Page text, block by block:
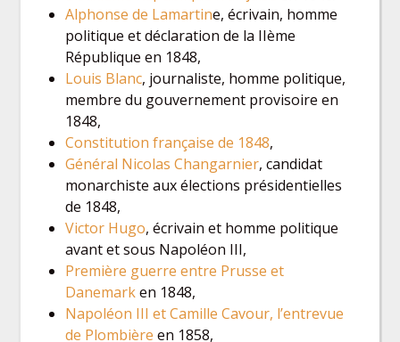
Alphonse de Lamartine, écrivain, homme
politique et déclaration de la IIème
République en 1848,
Louis Blanc, journaliste, homme politique,
membre du gouvernement provisoire en
1848,
Constitution française de 1848,
Général Nicolas Changarnier, candidat
monarchiste aux élections présidentielles
de 1848,
Victor Hugo, écrivain et homme politique
avant et sous Napoléon III,
Première guerre entre Prusse et
Danemarken 1848,
Napoléon III et Camille Cavour, l’entrevue
de Plombière en 1858,